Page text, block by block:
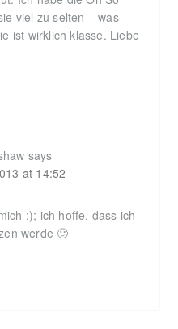
viel zu selten – was
ist wirklich klasse. Liebe
says
at 14:52
:); ich hoffe, dass ich
werde 🙂